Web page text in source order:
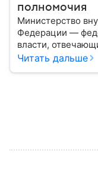
полномочия
Министерство
Федерации —
власти,
порядка, борьбу
России, какие
Читать дальше